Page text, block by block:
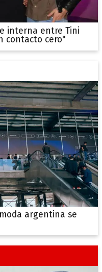
interna entre Tini
contacto cero"
argentina se